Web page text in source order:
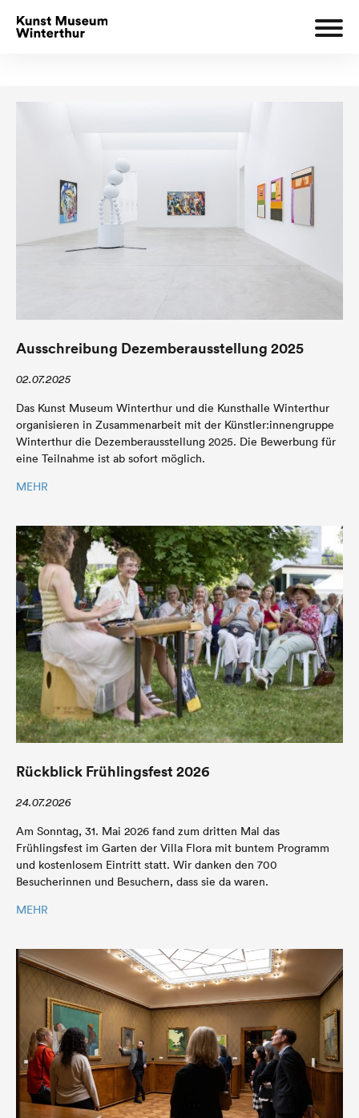
Ausschreibung Dezemberausstellung 2025
02.07.2025
Das Kunst Museum Winterthur und die Kunsthalle Winterthur
organisieren in Zusammenarbeit mit der Künstler:innengruppe
Winterthur die Dezemberausstellung 2025. Die Bewerbung für
eine Teilnahme ist ab sofort möglich.
MEHR
Rückblick Frühlingsfest 2026
24.07.2026
Am Sonntag, 31. Mai 2026 fand zum dritten Mal das
Frühlingsfest im Garten der Villa Flora mit buntem Programm
und kostenlosem Eintritt statt. Wir danken den 700
Besucherinnen und Besuchern, dass sie da waren.
MEHR